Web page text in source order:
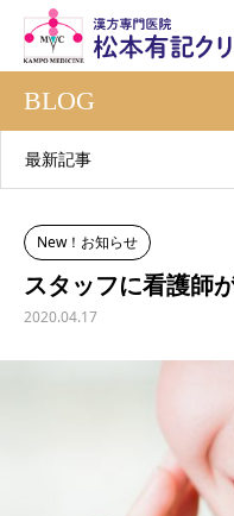
BLOG
最新記事
New！お知らせ
スタッフに看護師
2020.04.17